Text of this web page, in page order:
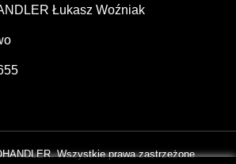
Łukasz Woźniak
Wszystkie prawa zastrzeżone